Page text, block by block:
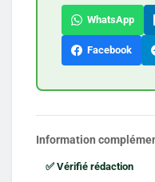
WhatsApp
Facebook
Information
✅ Vérifié rédaction